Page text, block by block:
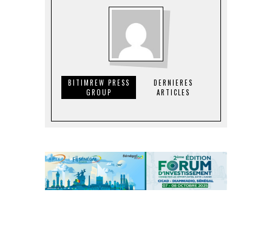
BITIMREW PRESS
GROUP
DERNIERES
ARTICLES